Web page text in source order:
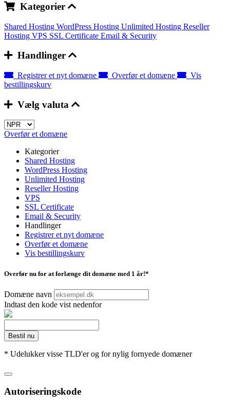
Kategorier
Shared Hosting WordPress Hosting Unlimited Hosting Reseller
Hosting VPS SSL Certificate Email & Security
Handlinger
Registrer et nyt domæne Overfør et domæne
Vis
bestillingskurv
Vælg valuta
Overfør et domæne
Kategorier
Shared Hosting
WordPress Hosting
Unlimited Hosting
Reseller Hosting
VPS
SSL Certificate
Email & Security
Handlinger
Registrer et nyt domæne
Overfør et domæne
Vis bestillingskurv
Overfør nu for at forlænge dit domæne med 1 år!*
Domæne navn
Indtast den kode vist nedenfor
Bestil nu
* Udelukker visse TLD'er og for nylig fornyede domæner
Autoriseringskode